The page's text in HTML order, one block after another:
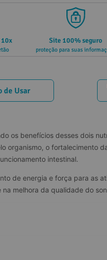
10x Site 100% seguro
proteção para suas
de Usar
os benefícios desses dois
organismo, o fortalecimento
intestinal.
de energia e força para as
melhora da qualidade do